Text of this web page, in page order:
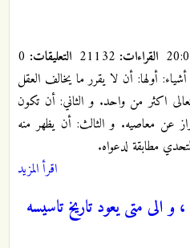
القراءات: التعليقات:
أولها: أن لا يقرر ما يخالف العقل
اكثر من واحد. و الثاني: أن تكون
عن معاصيه. و الثالث: أن يظهر منه
مطابقة لدعواه.
اقرأ المزيد
و الى متى يعود تاريخ تاسيسه